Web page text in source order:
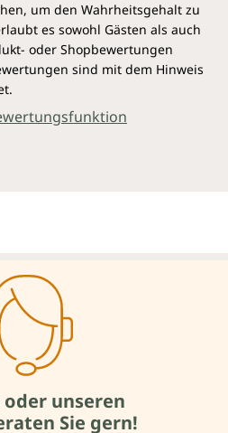
um den Wahrheitsgehalt zu
es sowohl Gästen als auch
oder Shopbewertungen
sind mit dem Hinweis
oder unseren
Sie gern!